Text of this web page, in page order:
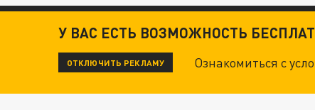
У ВАС ЕСТЬ ВОЗМОЖНОСТЬ
ОТКЛЮЧИТЬ РЕКЛАМУ Ознакомиться с